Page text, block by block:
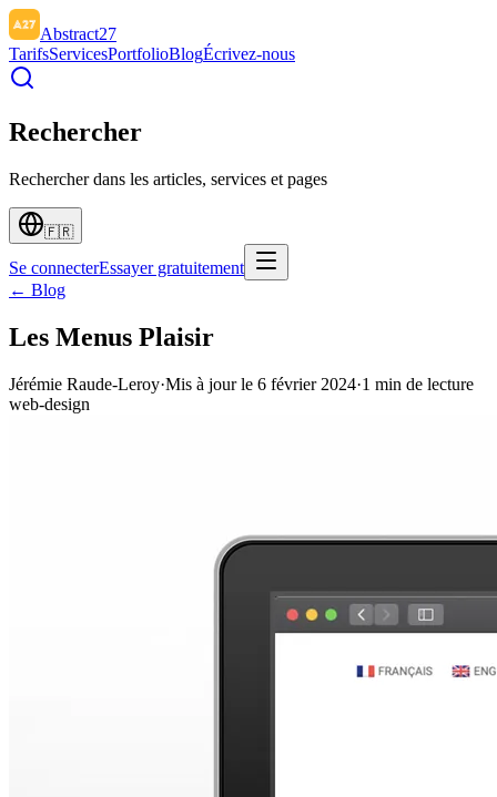
Abstract27
TarifsServicesPortfolioBlogÉcrivez-nous
Rechercher
Rechercher dans les articles, services et pages
🇫🇷
Se connecterEssayer gratuitement
← Blog
Les Menus Plaisir
Jérémie Raude-Leroy·Mis à jour le 6 février 2024·1 min de lecture
web-design